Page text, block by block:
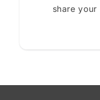
share